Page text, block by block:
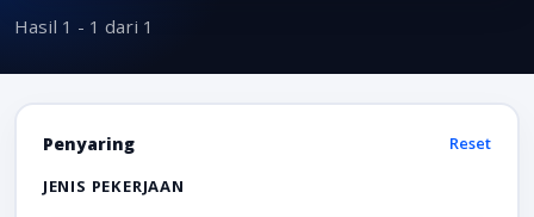
Hasil 1 - 1 dari 1
Penyaring
Reset
JENIS PEKERJAAN